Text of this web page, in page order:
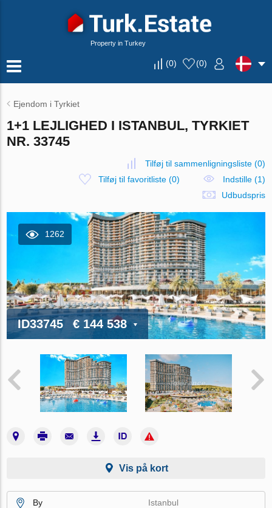
Property in Turkey
(0) (0)
Ejendom i Tyrkiet
1+1 LEJLIGHED I ISTANBUL, TYRKIET
NR. 33745
Tilføj til sammenligningsliste(0)
Tilføj til favoritliste (0)
Indstille (1)
Udbudspris
1262
ID33745 € 144 538
Vis på kort
By
Istanbul